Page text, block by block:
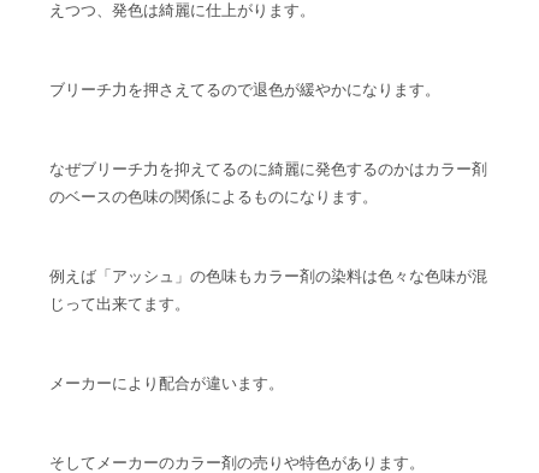
えつつ、発色は綺麗に仕上がります。
ブリーチ力を押さえてるので退色が緩やかになります。
なぜブリーチ力を抑えてるのに綺麗に発色するのかはカラー剤
のベースの色味の関係によるものになります。
例えば「アッシュ」の色味もカラー剤の染料は色々な色味が混
じって出来てます。
メーカーにより配合が違います。
そしてメーカーのカラー剤の売りや特色があります。